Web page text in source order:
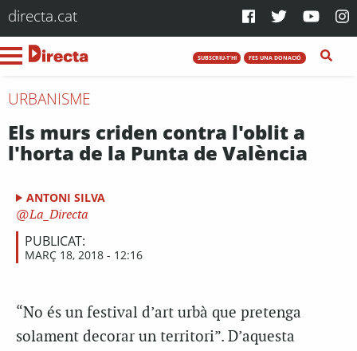
directa.cat
SUBSCRIU-T'HI FES UNA DONACIÓ
URBANISME
Els murs criden contra l'oblit a
l'horta de la Punta de València
ANTONI SILVA
La_Directa
PUBLICAT:
MARÇ 18, 2018 - 12:16
“No és un festival d’art urbà que pretenga
solament decorar un territori”. D’aquesta